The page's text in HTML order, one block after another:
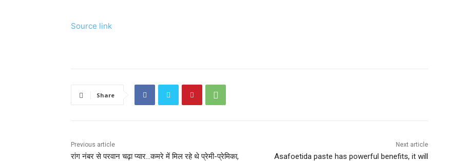
Source link
Share
Previous article
रांग नंबर से परवान चढ़ा प्यार…कमरे में मिल रहे थे प्रेमी-प्रेमिका,
Next article
Asafoetida paste has powerful benefits, it will